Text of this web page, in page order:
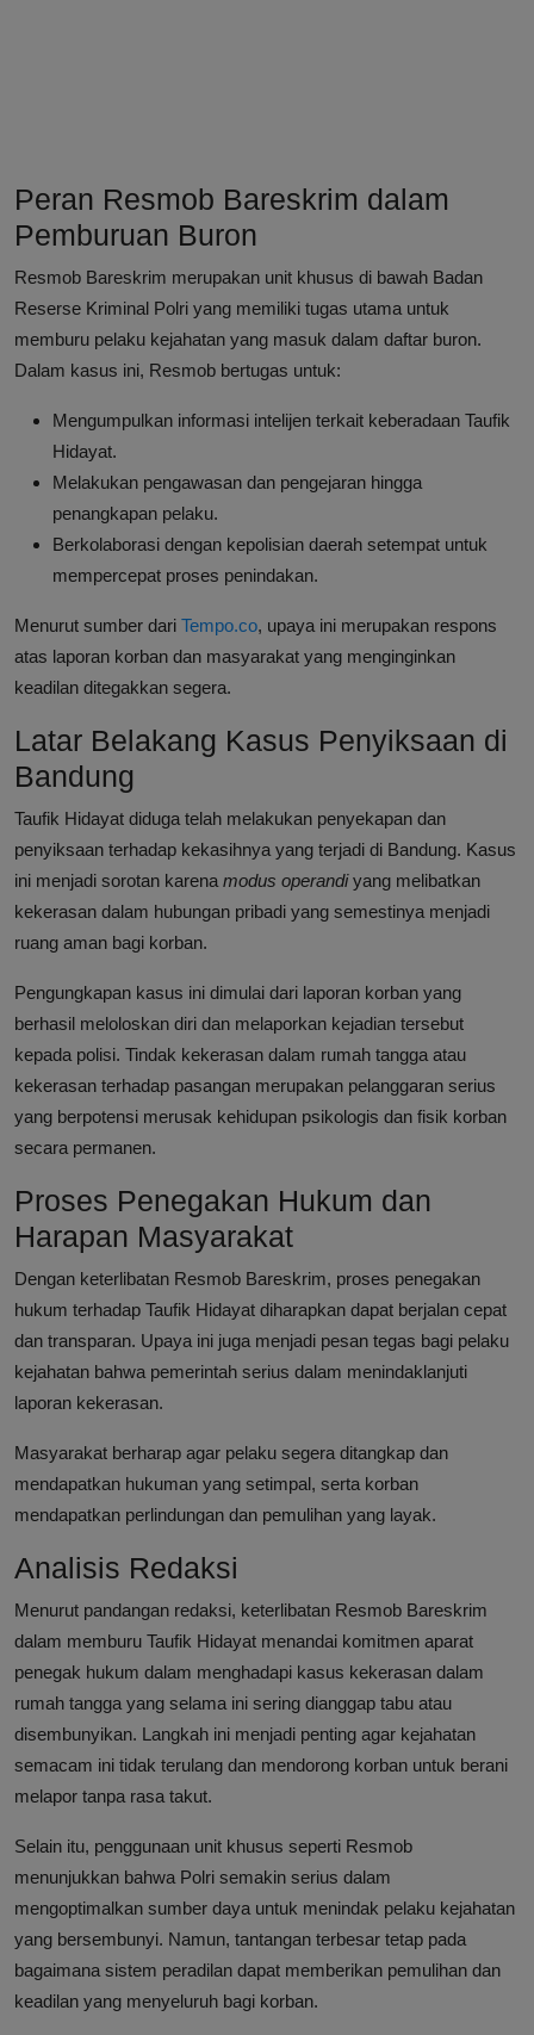
Peran Resmob Bareskrim dalam
Pemburuan Buron
Resmob Bareskrim merupakan unit khusus di bawah Badan
Reserse Kriminal Polri yang memiliki tugas utama untuk
memburu pelaku kejahatan yang masuk dalam daftar buron.
Dalam kasus ini, Resmob bertugas untuk:
Mengumpulkan informasi intelijen terkait keberadaan Taufik
Hidayat.
Melakukan pengawasan dan pengejaran hingga
penangkapan pelaku.
Berkolaborasi dengan kepolisian daerah setempat untuk
mempercepat proses penindakan.
Menurut sumber dari Tempo.co, upaya ini merupakan respons
atas laporan korban dan masyarakat yang menginginkan
keadilan ditegakkan segera.
Latar Belakang Kasus Penyiksaan di
Bandung
Taufik Hidayat diduga telah melakukan penyekapan dan
penyiksaan terhadap kekasihnya yang terjadi di Bandung. Kasus
ini menjadi sorotan karena modus operandiyang melibatkan
kekerasan dalam hubungan pribadi yang semestinya menjadi
ruang aman bagi korban.
Pengungkapan kasus ini dimulai dari laporan korban yang
berhasil meloloskan diri dan melaporkan kejadian tersebut
kepada polisi. Tindak kekerasan dalam rumah tangga atau
kekerasan terhadap pasangan merupakan pelanggaran serius
yang berpotensi merusak kehidupan psikologis dan fisik korban
secara permanen.
Proses Penegakan Hukum dan
Harapan Masyarakat
Dengan keterlibatan Resmob Bareskrim, proses penegakan
hukum terhadap Taufik Hidayat diharapkan dapat berjalan cepat
dan transparan. Upaya ini juga menjadi pesan tegas bagi pelaku
kejahatan bahwa pemerintah serius dalam menindaklanjuti
laporan kekerasan.
Masyarakat berharap agar pelaku segera ditangkap dan
mendapatkan hukuman yang setimpal, serta korban
mendapatkan perlindungan dan pemulihan yang layak.
Analisis Redaksi
Menurut pandangan redaksi, keterlibatan Resmob Bareskrim
dalam memburu Taufik Hidayat menandai komitmen aparat
penegak hukum dalam menghadapi kasus kekerasan dalam
rumah tangga yang selama ini sering dianggap tabu atau
disembunyikan. Langkah ini menjadi penting agar kejahatan
semacam ini tidak terulang dan mendorong korban untuk berani
melapor tanpa rasa takut.
Selain itu, penggunaan unit khusus seperti Resmob
menunjukkan bahwa Polri semakin serius dalam
mengoptimalkan sumber daya untuk menindak pelaku kejahatan
yang bersembunyi. Namun, tantangan terbesar tetap pada
bagaimana sistem peradilan dapat memberikan pemulihan dan
keadilan yang menyeluruh bagi korban.